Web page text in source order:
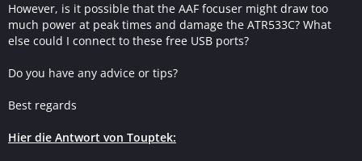
However, is it possible that the AAF focuser might draw too
much power at peak times and damage the ATR533C? What
else could I connect to these free USB ports?
Do you have any advice or tips?
Best regards
Hier die Antwort von Touptek: